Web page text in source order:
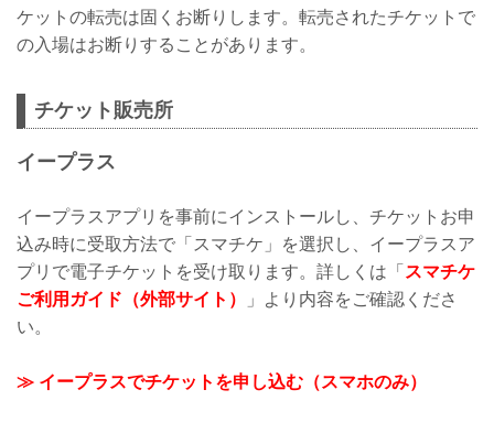
ケットの転売は固くお断りします。転売されたチケットで
の入場はお断りすることがあります。
チケット販売所
イープラス
イープラスアプリを事前にインストールし、チケットお申
込み時に受取方法で「スマチケ」を選択し、イープラスア
プリで電子チケットを受け取ります。詳しくは「 スマチケ
ご利用ガイド（外部サイト）
」より内容をご確認くださ
い。
≫ イープラスでチケットを申し込む（スマホのみ）